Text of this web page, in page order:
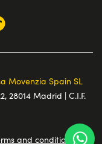
Movenzia Spain SL
28014 Madrid | C.I.F.
and conditions